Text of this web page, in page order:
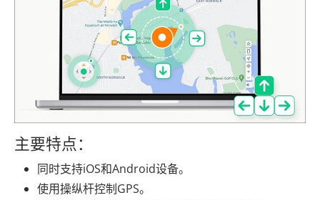
主要特点：
同时支持iOS和Android设备。
使用操纵杆控制GPS。